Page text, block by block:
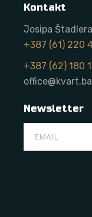
Kontakt
Josipa
+387 (61) 220
+387 (62) 180
office@kvart.ba
Newsletter